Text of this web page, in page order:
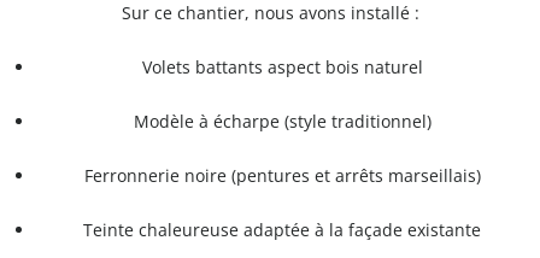
Sur ce chantier, nous avons installé :
Volets battants aspect bois naturel
Modèle à écharpe (style traditionnel)
Ferronnerie noire (pentures et arrêts marseillais)
Teinte chaleureuse adaptée à la façade existante